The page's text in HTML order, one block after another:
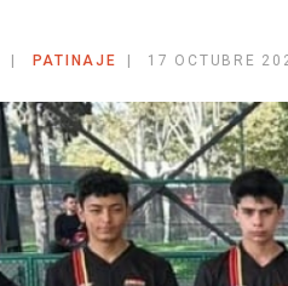
PATINAJE 17 OCTUBRE